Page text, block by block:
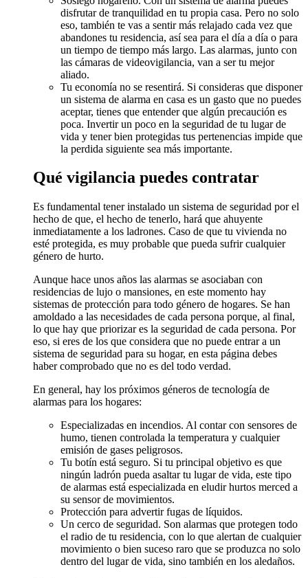
disfrutar de tranquilidad en tu propia casa. Pero no solo
eso, también te vas a sentir más relajado cada vez que
abandones tu residencia, así sea para el día a día o para
un tiempo de tiempo más largo. Las alarmas, junto con
las cámaras de videovigilancia, van a ser tu mejor
aliado.
Tu economía no se resentirá. Si consideras que disponer
un sistema de alarma en casa es un gasto que no puedes
aceptar, tienes que entender que algún precaución es
poca. Invertir un poco en la seguridad de tu lugar de
vida y tener bien protegidas tus pertenencias impide que
la perdida siguiente sea más importante.
Qué vigilancia puedes contratar
Es fundamental tener instalado un sistema de seguridad por el
hecho de que, el hecho de tenerlo, hará que ahuyente
inmediatamente a los ladrones. Caso de que tu vivienda no
esté protegida, es muy probable que pueda sufrir cualquier
género de hurto.
Aunque hace unos años las alarmas se asociaban con
residencias de lujo o mansiones, en este momento hay
sistemas de protección para todo género de hogares. Se han
amoldado a las necesidades de cada persona porque, al final,
lo que hay que priorizar es la seguridad de cada persona. Por
eso, si eres de los que considera que no puede entrar a un
sistema de seguridad para su hogar, en esta página debes
haber comprobado que no es del todo verdad.
En general, hay los próximos géneros de tecnología de
alarmas para los hogares:
Especializadas en incendios. Al contar con sensores de
humo, tienen controlada la temperatura y cualquier
emisión de gases peligrosos.
Tu botín está seguro. Si tu principal objetivo es que
ningún ladrón pueda asaltar tu lugar de vida, este tipo
de alarmas está especializada en eludir hurtos merced a
su sensor de movimientos.
Protección para advertir fugas de líquidos.
Un cerco de seguridad. Son alarmas que protegen todo
el radio de tu residencia, con lo que alertan de cualquier
movimiento o bien suceso raro que se produzca no solo
dentro del lugar de vida, sino también en los aledaños.